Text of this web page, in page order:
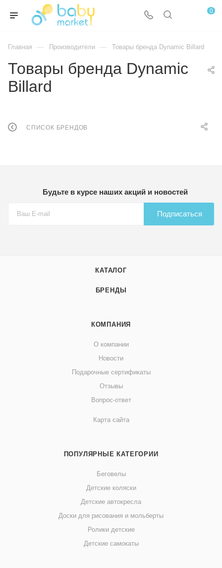
0
Главная — Производители — Товары бренда Dynamic Billard
Товары бренда Dynamic
Billard
СПИСОК БРЕНДОВ
Будьте в курсе наших акций и новостей
Подписаться
КАТАЛОГ
БРЕНДЫ
КОМПАНИЯ
О компании
Новости
Подарочные сертификаты
Отзывы
Вопрос-ответ
Карта сайта
ПОПУЛЯРНЫЕ КАТЕГОРИИ
Беговелы
Детские коляски
Детские автокресла
Доски для рисования и мольберты
Ролики детские
Детские самокаты